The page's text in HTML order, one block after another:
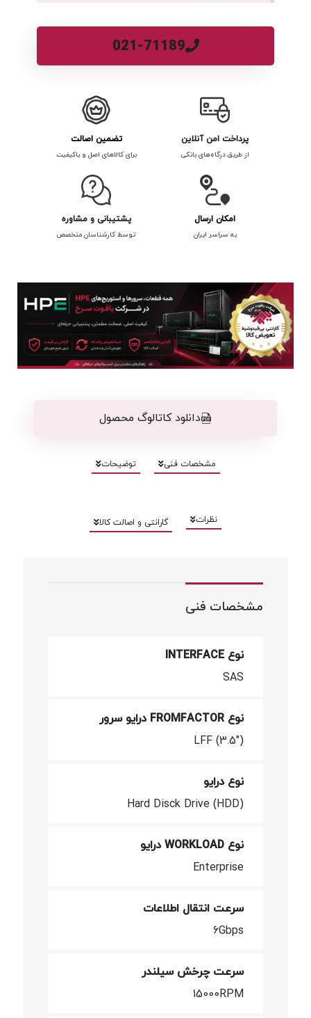
021-71189
پرداخت امن آنلاین
از طریق درگاه‌های بانکی
تضمین اصالت
برای کالاهای اصل و باکیفیت
امکان ارسال
به سراسر ایران
پشتیبانی و مشاوره
توسط کارشناسان متخصص
دانلود کاتالوگ محصول
مشخصات فنی توضیحات
نظرات گارانتی و اصالت کالا
مشخصات فنی
نوع INTERFACE
SAS
نوع FROMFACTOR درایو سرور
LFF (3.5")
نوع درایو
Hard Disck Drive (HDD)
نوع WORKLOAD درایو
Enterprise
سرعت انتقال اطلاعات
6Gbps
سرعت چرخش سیلندر
15000RPM